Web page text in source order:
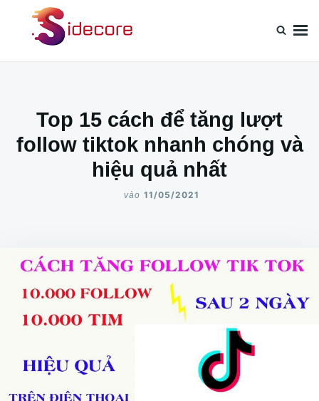
Tìm
kiếm
Top 15 cách để tăng lượt
follow tiktok nhanh chóng và
hiệu quả nhất
vào 11/05/2021